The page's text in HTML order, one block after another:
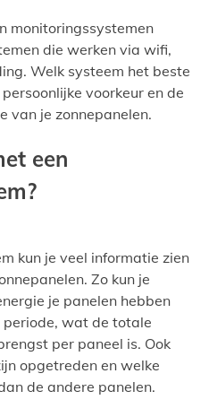
monitoringssystemen
die werken via wifi,
Welk systeem het beste
voorkeur en de
van je zonnepanelen.
een
kun je veel informatie zien
Zo kun je
je panelen hebben
wat de totale
per paneel is. Ook
opgetreden en welke
de andere panelen.